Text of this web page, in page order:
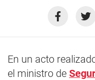
En un acto
el ministro de